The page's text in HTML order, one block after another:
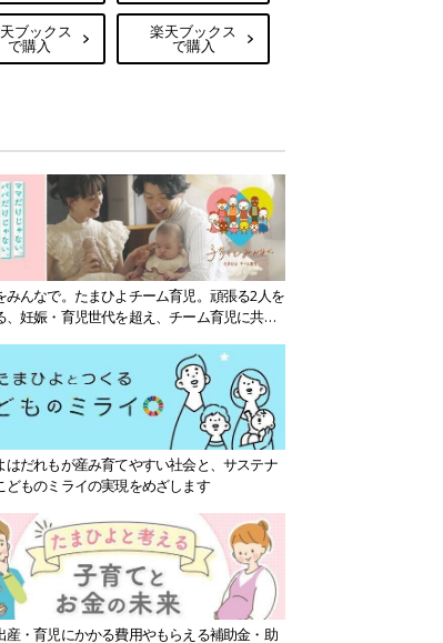
ブックス
で購入
楽天ブックス
で購入
みんなで。たまひよチーム育児。頑張る2人を
、妊娠・育児世代を超え、チーム育児に共感
はだれもが産み育てやすい社会と、サステナ
どものミライの実現をめざします
産・育児にかかる費用やもらえる補助金・助